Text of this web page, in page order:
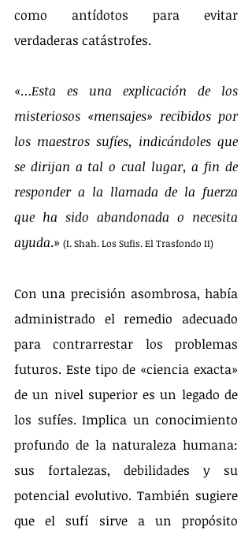
como antídotos para evitar
verdaderas catástrofes.
«…Esta es una explicación de los
misteriosos «mensajes» recibidos por
los maestros sufíes, indicándoles que
se dirijan a tal o cual lugar, a fin de
responder a la llamada de la fuerza
que ha sido abandonada o necesita
ayuda.» (I. Shah. Los Sufis. El Trasfondo II)
Con una precisión asombrosa, había
administrado el remedio adecuado
para contrarrestar los problemas
futuros. Este tipo de «ciencia exacta»
de un nivel superior es un legado de
los sufíes. Implica un conocimiento
profundo de la naturaleza humana:
sus fortalezas, debilidades y su
potencial evolutivo. También sugiere
que el sufí sirve a un propósito